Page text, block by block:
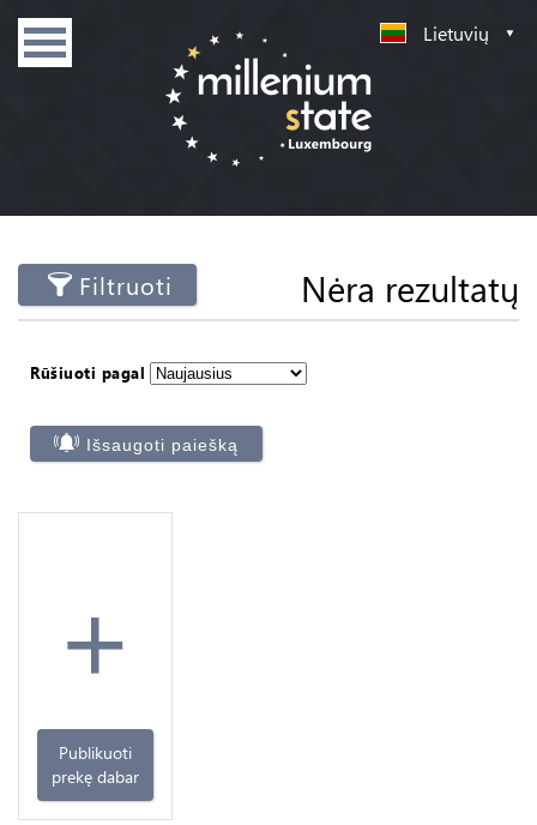
Lietuvių
Filtruoti Nėra rezultatų
Rūšiuoti pagal
Išsaugoti paiešką
+
Publikuoti
prekę dabar